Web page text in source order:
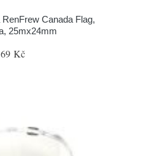
Canada Flag,
25mx24mm
Kč